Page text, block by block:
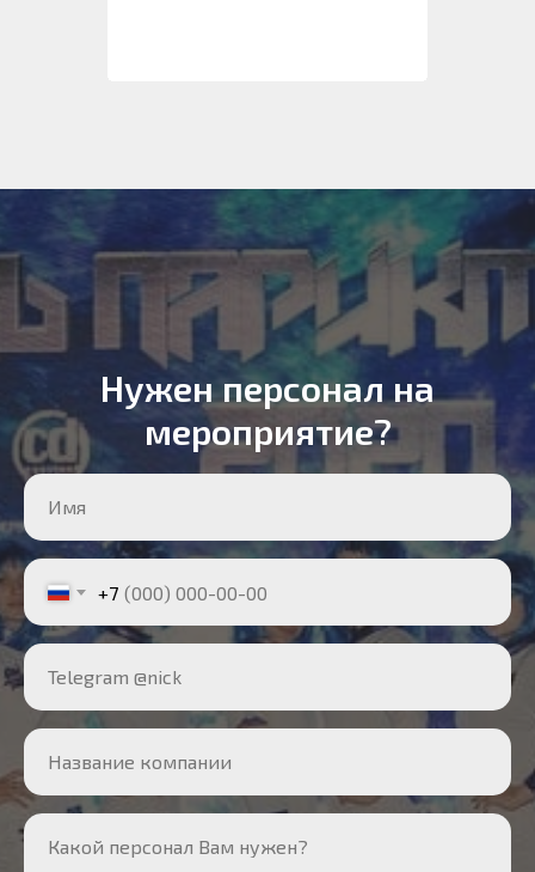
Нужен персонал на
мероприятие?
Имя
+7
Telegram @nick
Название компании
Какой персонал Вам нужен?